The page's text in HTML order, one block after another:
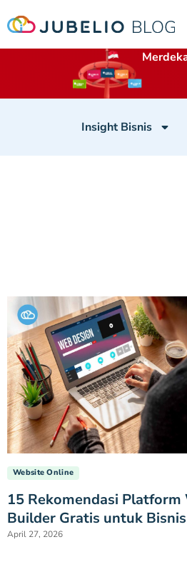
Insight Bisnis
Website Online
15 Rekomendasi Platform
Builder Gratis untuk Bisnis
April 27, 2026